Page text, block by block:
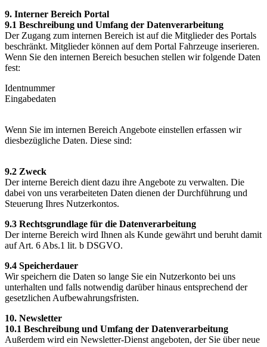
9. Interner Bereich Portal
9.1 Beschreibung und Umfang der Datenverarbeitung
Der Zugang zum internen Bereich ist auf die Mitglieder des Portals
beschränkt. Mitglieder können auf dem Portal Fahrzeuge inserieren.
Wenn Sie den internen Bereich besuchen stellen wir folgende Daten
fest:
Identnummer
Eingabedaten
Wenn Sie im internen Bereich Angebote einstellen erfassen wir
diesbezügliche Daten. Diese sind:
9.2 Zweck
Der interne Bereich dient dazu ihre Angebote zu verwalten. Die
dabei von uns verarbeiteten Daten dienen der Durchführung und
Steuerung Ihres Nutzerkontos.
9.3 Rechtsgrundlage für die Datenverarbeitung
Der interne Bereich wird Ihnen als Kunde gewährt und beruht damit
auf Art. 6 Abs.1 lit. b DSGVO.
9.4 Speicherdauer
Wir speichern die Daten so lange Sie ein Nutzerkonto bei uns
unterhalten und falls notwendig darüber hinaus entsprechend der
gesetzlichen Aufbewahrungsfristen.
10. Newsletter
10.1 Beschreibung und Umfang der Datenverarbeitung
Außerdem wird ein Newsletter-Dienst angeboten, der Sie über neue